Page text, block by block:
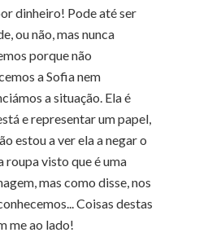
dinheiro! Pode até ser
ou não, mas nunca
porque não
a Sofia nem
a situação. Ela é
e representar um papel,
estou a ver ela a negar o
roupa visto que é uma
mas como disse, nos
Coisas destas
me ao lado!